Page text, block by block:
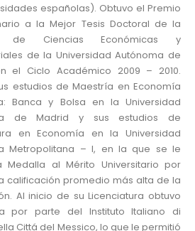
españolas). Obtuvo el Premio
a la Mejor Tesis Doctoral de la
de Ciencias Económicas y
de la Universidad Autónoma de
el Ciclo Académico 2009 – 2010.
estudios de Maestría en Economía
Banca y Bolsa en la Universidad
de Madrid y sus estudios de
en Economía en la Universidad
Metropolitana – I, en la que se le
Medalla al Mérito Universitario por
calificación promedio más alta de la
Al inicio de su Licenciatura obtuvo
por parte del Instituto Italiano di
Cittá del Messico, lo que le permitió